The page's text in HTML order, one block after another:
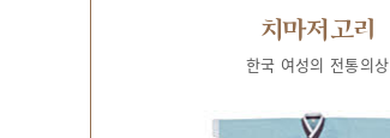
치마저고리
한국 여성의 전통의상